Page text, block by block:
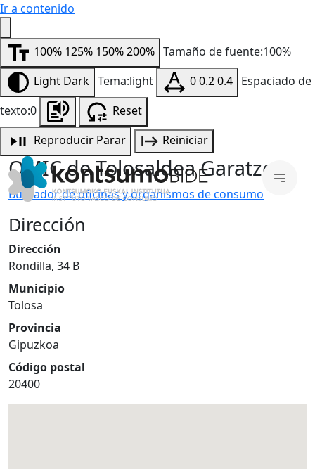
Ir a contenido
100% 125% 150%200% Tamaño de fuente:100%
Light Dark Tema:light 00.20.4 Espaciado de
texto:0
Reset
Reproducir Parar Reiniciar
OMIC de Tolosaldea Garatzen
Buscador de oficinas y organismos de consumo
Dirección
Dirección
Rondilla, 34 B
Municipio
Tolosa
Provincia
Gipuzkoa
Código postal
20400